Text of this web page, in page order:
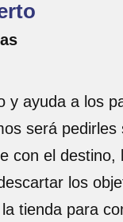
ayuda a los
será
con el
los
tienda para